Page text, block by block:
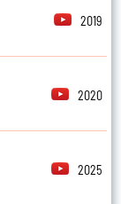
2019
2020
2025